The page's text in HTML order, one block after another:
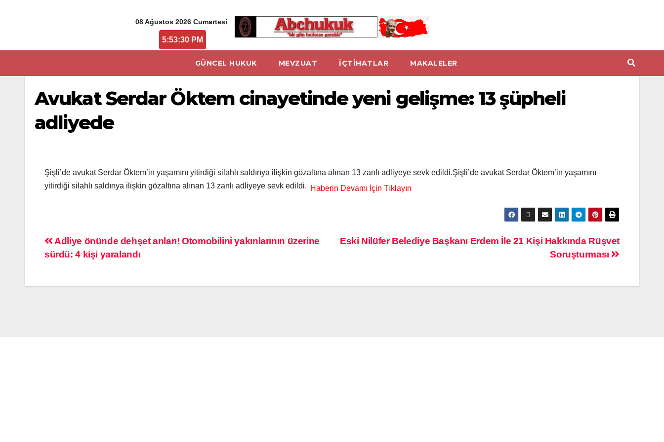
08 Ağustos 2026 Cumartesi
5:53:30 PM
GÜNCEL HUKUK MEVZUAT İÇTİHATLAR MAKALELER
Avukat Serdar Öktem cinayetinde yeni gelişme: 13 şüpheli
adliyede
Şişli’de avukat Serdar Öktem’in yaşamını yitirdiği silahlı saldırıya ilişkin gözaltına alınan 13 zanlı adliyeye sevk edildi.Şişli’de avukat Serdar Öktem’in yaşamını
yitirdiği silahlı saldırıya ilişkin gözaltına alınan 13 zanlı adliyeye sevk edildi.
Eski Nilüfer Belediye Başkanı Erdem İle 21 Kişi Hakkında Rüşvet
Soruşturması
Adliye önünde dehşet anları! Otomobilini yakınlarının üzerine
sürdü: 4 kişi yaralandı